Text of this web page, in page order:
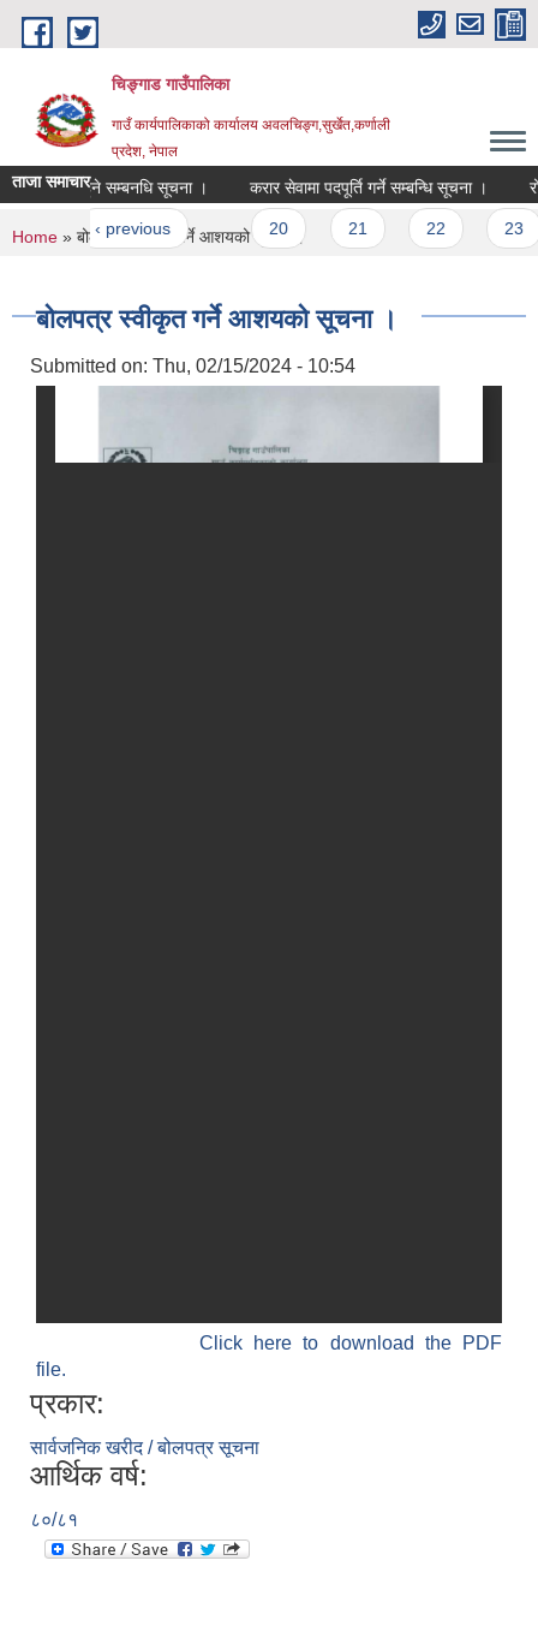
Skip to main content
चिङ्गाड गाउँपालिका
गाउँ कार्यपालिकाको कार्यालय अवलचिङ्ग,सुर्खेत,कर्णाली
प्रदेश, नेपाल
ताजा समाचार
संचालन हुने सम्बनधि सूचना । करार सेवामा पदपूर्ति गर्ने सम्बन्धि सूचना ।
‹ previous … 20
You are here
Home » बोलपत्र स्वीकृत गर्ने आशयको सूचना ।
बोलपत्र स्वीकृत गर्ने आशयको सूचना ।
Submitted on: Thu, 02/15/2024 - 10:54
Click here to download the PDF
file.
प्रकार:
सार्वजनिक खरीद / बोलपत्र सूचना
आर्थिक वर्ष:
८०/८१